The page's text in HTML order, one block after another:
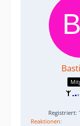
Registriert:
Reaktionen